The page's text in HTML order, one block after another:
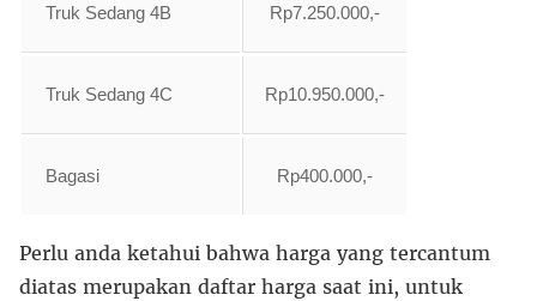
Truk Sedang 4B Rp7.250.000,-
Truk Sedang 4C Rp10.950.000,-
Bagasi Rp400.000,-
Perlu anda ketahui bahwa harga yang tercantum
diatas merupakan daftar harga saat ini, untuk